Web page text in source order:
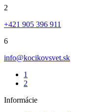
2
+421 905 396 911
6
info@kocikovsvet.sk
1
2
Informácie